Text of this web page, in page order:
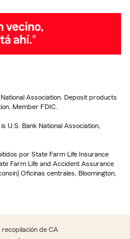
Association. Deposit products
Member FDIC.
U.S. Bank National Association,
por State Farm Life Insurance
Farm Life and Accident Assurance
Oficinas centrales, Bloomington,
recopilación de CA